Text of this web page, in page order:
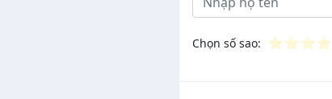
Chọn số sao: ⭐⭐⭐⭐